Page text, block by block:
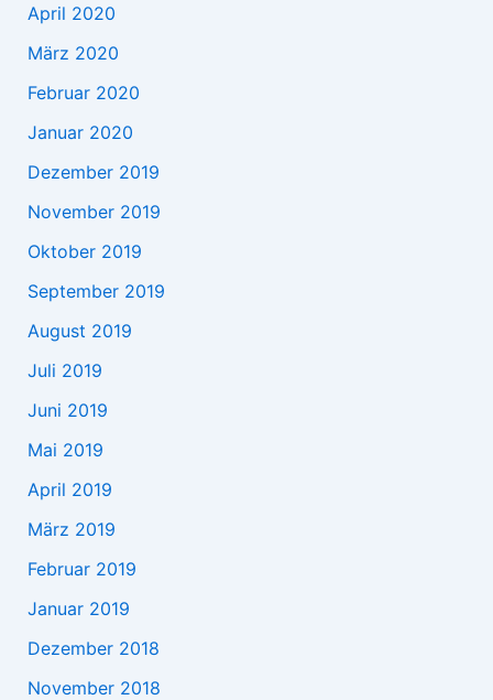
April 2020
März 2020
Februar 2020
Januar 2020
Dezember 2019
November 2019
Oktober 2019
September 2019
August 2019
Juli 2019
Juni 2019
Mai 2019
April 2019
März 2019
Februar 2019
Januar 2019
Dezember 2018
November 2018